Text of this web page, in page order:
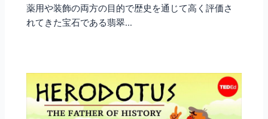
薬用や装飾の両方の目的で歴史を通じて高く評価さ
れてきた宝石である翡翠…